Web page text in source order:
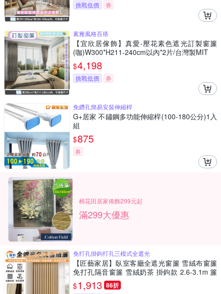
挑戰低價 券
素雅風格百搭
【宜欣居傢飾】真愛-壓花素色遮光訂製窗簾
(咖)W300*H211-240cm以內*2片/台灣製MIT
$4,198
挑戰低價 券
免鑽孔簡易安裝伸縮桿
G+居家 不鏽鋼多功能伸縮桿(100-180公分)1入
組
$875
券
棉花田居家佈飾299元起
滿299大優惠
免打孔掛鉤打孔三模式全遮光
【匠藝家居】臥室客廳全遮光窗簾 雪絨布窗簾
免打孔隔音窗簾 雪絨奶茶 掛鉤款 2.6-3.1m 簾
子高度2.5米
$1,913 86折